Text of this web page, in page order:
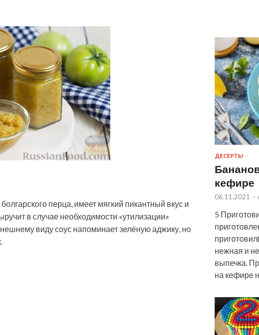
перца, имеет мягкий пикантный вкус и
в случае необходимости «утилизации»
виду соус напоминает зелёную аджику, но
ДЕСЕРТЫ
кефире
06.11.2021 -
5
нежная и
выпечка.
на кефире